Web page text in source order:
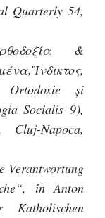
Quarterly 54,
&
şi
Socialis 9),
Napoca,
Verantwortung
în Anton